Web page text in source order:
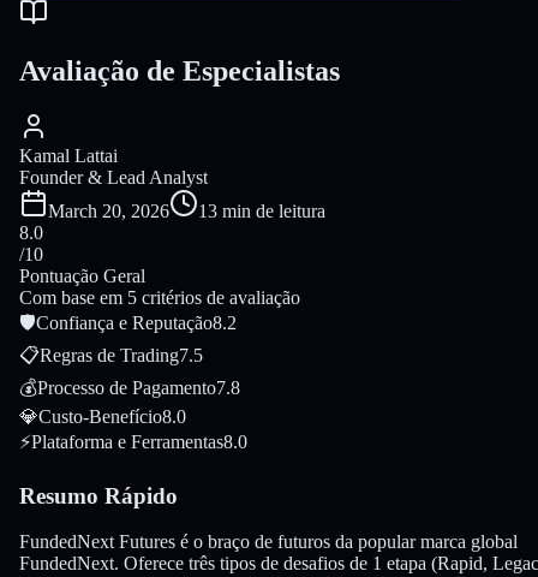
Avaliação de Especialistas
Kamal Lattai
Founder & Lead Analyst
March 20, 2026
13 min de leitura
8.0
/10
Pontuação Geral
Com base em 5 critérios de avaliação
🛡Confiança e Reputação8.2
📋Regras de Trading7.5
💰Processo de Pagamento7.8
💎Custo-Benefício8.0
⚡Plataforma e Ferramentas8.0
Resumo Rápido
FundedNext Futures é o braço de futuros da popular marca global
FundedNext. Oferece três tipos de desafios de 1 etapa (Rapid,